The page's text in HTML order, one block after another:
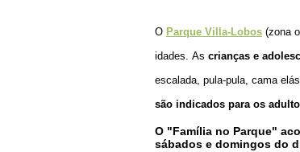
O Parque Villa-Lobos (zona
idades. As crianças e
escalada, pula-pula, cama
são indicados para os
O "Família no Parque"
sábados e domingos do